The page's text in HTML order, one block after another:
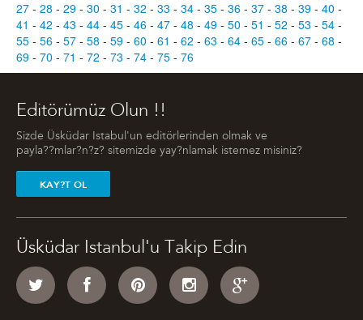
27 - 28 - 29 - 30 - 31 - 32 - 33 - 34 - 35 - 36 - 37 - 38 - 39 - 40 -
41 - 42 - 43 - 44 - 45 - 46 - 47 - 48 - 49 - 50 - 51 - 52 - 53 - 54 -
55 - 56 - 57 - 58 - 59 - 60 - 61 - 62 - 63 - 64 - 65 - 66 - 67 - 68 -
69 - 70 - 71 - 72 - 73 - 74 - 75 - 76
Editörümüz Olun !!
Sizde Üsküdar Istabul'un editörlerinden olmak ve
payla??mlar?n?z? sitemizde yay?nlamak istemez misiniz?
KAY?T OL
Üsküdar Istanbul'u Takip Edin